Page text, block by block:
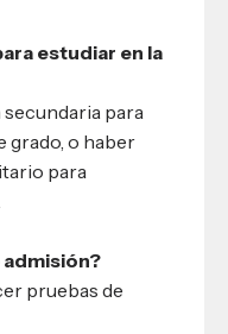
estudiar en la
para
grado, o haber
para
admisión?
pruebas de